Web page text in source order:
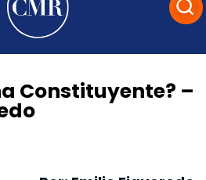
Constituyente? –